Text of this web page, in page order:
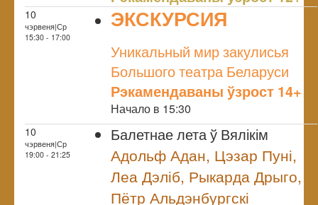
10
чэрвеня|Ср
15:30 - 17:00
ЭКСКУРСИЯ
Уникальный мир закулисья
Большого театра Беларуси
Рэкамендаваны ўзрост 14+
Начало в 15:30
10
чэрвеня|Ср
19:00 - 21:25
Балетнае лета ў Вялікім
Адольф Адан, Цэзар Пуні,
Леа Дэліб, Рыкарда Дрыго,
Пётр Альдэнбургскі